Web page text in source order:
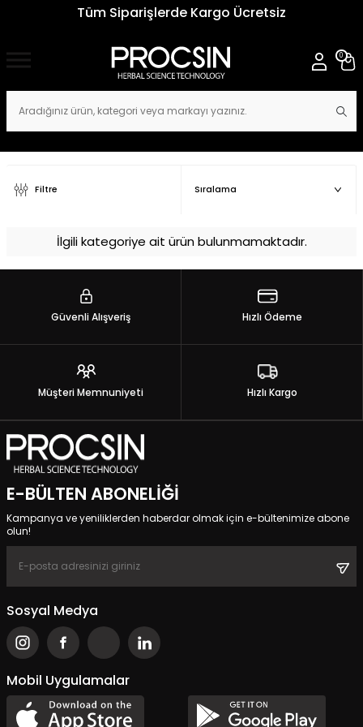
Tüm Siparişlerde Kargo Ücretsiz
0
Filtre
İlgili kategoriye ait ürün bulunmamaktadır.
Güvenli Alışveriş Hızlı Ödeme
Müşteri Memnuniyeti Hızlı Kargo
E-BÜLTEN ABONELIĞI
Kampanya ve yeniliklerden haberdar olmak için e-bültenimize abone
olun!
Sosyal Medya
Mobil Uygulamalar